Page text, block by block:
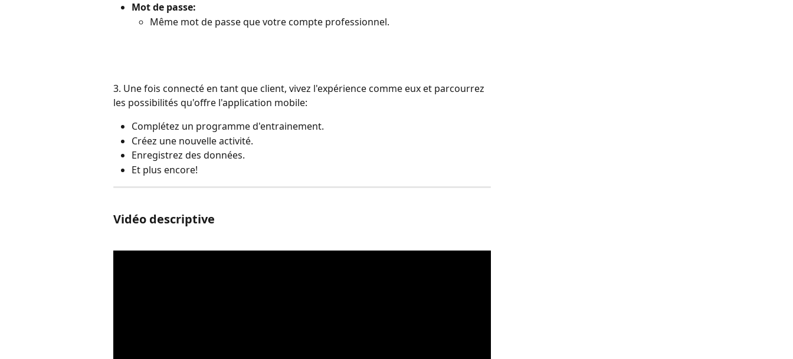
Mot de passe:
Même mot de passe que votre compte professionnel.
3. Une fois connecté en tant que client, vivez l'expérience comme eux et parcourrez
les possibilités qu'offre l'application mobile:
Complétez un programme d'entrainement.
Créez une nouvelle activité.
Enregistrez des données.
Et plus encore!
Vidéo descriptive